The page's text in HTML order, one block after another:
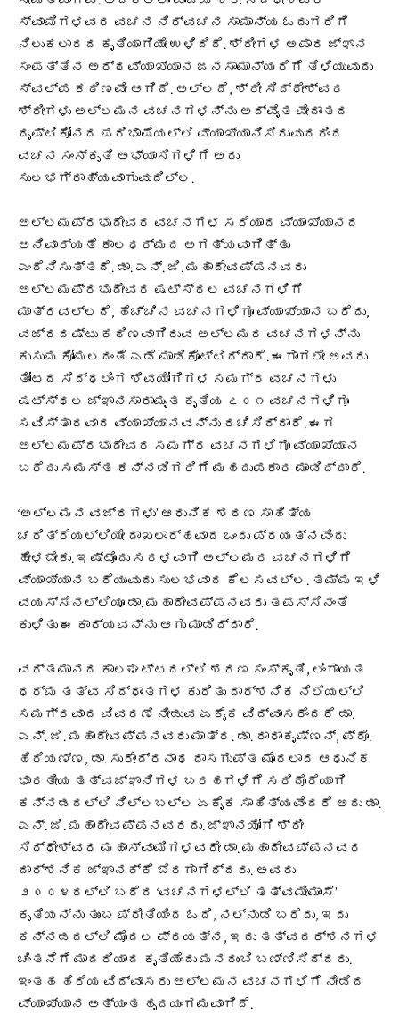
ಸ್ವಾಮಿಗಳವರ ವಚನ ನಿರ್ವಚನ ಸಾಮಾನ್ಯ ಓದುಗರಿಗೆ
ನಿಲುಕಲಾರದ ಕೃತಿಯಾಗಿಯೇ ಉಳಿದಿದೆ. ಶ್ರೀಗಳ ಅಪಾರ ಜ್ಞಾನ
ಸಂಪತ್ತಿನ ಅರ್ಥವ್ಯಾಖ್ಯಾನ ಜನಸಾಮಾನ್ಯರಿಗೆ ತಿಳಿಯುವುದು
ಸ್ವಲ್ಪ ಕಠಿಣವೇ ಆಗಿದೆ. ಅಲ್ಲದೆ, ಶ್ರೀ ಸಿದ್ಧೇಶ್ವರ
ಶ್ರೀಗಳು ಅಲ್ಲಮನ ವಚನಗಳನ್ನು ಅದ್ವೈತ ವೇದಾಂತದ
ದೃಷ್ಟಿಕೋನದ ಪರಿಭಾಷೆಯಲ್ಲಿ ವ್ಯಾಖ್ಯಾನಿಸಿರುವುದರಿಂದ
ವಚನ ಸಂಸ್ಕೃತಿ ಅಭ್ಯಾಸಿಗಳಿಗೆ ಅದು
ಸುಲಭಗ್ರಾಹ್ಯವಾಗುವುದಿಲ್ಲ.
ಅಲ್ಲಮಪ್ರಭುದೇವರ ವಚನಗಳ ಸರಿಯಾದ ವ್ಯಾಖ್ಯಾನದ
ಅನಿವಾರ್ಯತೆ ಕಾಲಧರ್ಮದ ಅಗತ್ಯವಾಗಿತ್ತು
ಎಂದೆನಿಸುತ್ತದೆ. ಡಾ. ಎನ್. ಜಿ. ಮಹಾದೇವಪ್ಪನವರು
ಅಲ್ಲಮಪ್ರಭುದೇವರ ಷಟ್ಸ್ಥಲ ವಚನಗಳಿಗೆ
ಮಾತ್ರವಲ್ಲದೆ, ಹೆಚ್ಚಿನ ವಚನಗಳಿಗೂ ವ್ಯಾಖ್ಯಾನ ಬರೆದು,
ವಜ್ರದಷ್ಟು ಕಠಿಣವಾಗಿರುವ ಅಲ್ಲಮರ ವಚನಗಳನ್ನು
ಕುಸುಮ ಕೋಮಲದಂತೆ ಎಡೆ ಮಾಡಿಕೊಟ್ಟಿದ್ದಾರೆ. ಈಗಾಗಲೇ ಅವರು
ತೋಂಟದ ಸಿದ್ಧಲಿಂಗ ಶಿವಯೋಗಿಗಳ ಸಮಗ್ರ ವಚನಗಳು
ಷಟ್ಸ್ಥಲ ಜ್ಞಾನಸಾರಾಮೃತ ಕೃತಿಯ ೭೦೧ ವಚನಗಳಿಗೂ
ಸವಿಸ್ತಾರವಾದ ವ್ಯಾಖ್ಯಾನವನ್ನು ರಚಿಸಿದ್ದಾರೆ. ಈಗ
ಅಲ್ಲಮಪ್ರಭುದೇವರ ಸಮಗ್ರ ವಚನಗಳಿಗೂ ವ್ಯಾಖ್ಯಾನ
ಬರೆದು ಸಮಸ್ತ ಕನ್ನಡಿಗರಿಗೆ ಮಹದುಪಕಾರ ಮಾಡಿದ್ದಾರೆ.
‘ಅಲ್ಲಮನ ವಜ್ರಗಳು’ ಆಧುನಿಕ ಶರಣ ಸಾಹಿತ್ಯ
ಚರಿತ್ರೆಯಲ್ಲಿಯೇ ದಾಖಲಾರ್ಹವಾದ ಒಂದು ಪ್ರಯತ್ನವೆಂದು
ಹೇಳಬೇಕು. ಇಷ್ಟೊಂದು ಸರಳವಾಗಿ ಅಲ್ಲಮರ ವಚನಗಳಿಗೆ
ವ್ಯಾಖ್ಯಾನ ಬರೆಯುವುದು ಸುಲಭವಾದ ಕೆಲಸವಲ್ಲ. ತಮ್ಮ ಇಳಿ
ವಯಸ್ಸಿನಲ್ಲಿಯೂ ಡಾ. ಮಹಾದೇವಪ್ಪನವರು ತಪಸ್ಸಿನಂತೆ
ಕುಳಿತು ಈ ಕಾರ್ಯವನ್ನು ಆಗು ಮಾಡಿದ್ದಾರೆ.
ವರ್ತಮಾನದ ಕಾಲಘಟ್ಟದಲ್ಲಿ ಶರಣ ಸಂಸ್ಕೃತಿ, ಲಿಂಗಾಯತ
ಧರ್ಮ ತತ್ವ ಸಿದ್ಧಾಂತಗಳ ಕುರಿತು ದಾರ್ಶನಿಕ ನೆಲೆಯಲ್ಲಿ
ಸಮಗ್ರವಾದ ವಿವರಣೆ ನೀಡುವ ಏಕೈಕ ವಿದ್ವಾಂಸರೆಂದರೆ ಡಾ.
ಎನ್. ಜಿ. ಮಹಾದೇವಪ್ಪನವರು ಮಾತ್ರ. ಡಾ. ರಾಧಾಕೃಷ್ಣನ್, ಪ್ರೊ.
ಹಿರಿಯಣ್ಣ, ಡಾ. ಸುರೇಂದ್ರನಾಥ ದಾಸಗುಪ್ತ ಮೊದಲಾದ ಆಧುನಿಕ
ಭಾರತೀಯ ತತ್ವಜ್ಞಾನಿಗಳ ಬರಹಗಳಿಗೆ ಸರಿದೊರೆಯಾಗಿ
ಕನ್ನಡದಲ್ಲಿ ನಿಲ್ಲಬಲ್ಲ ಏಕೈಕ ಸಾಹಿತ್ಯವೆಂದರೆ ಅದು ಡಾ.
ಎನ್. ಜಿ. ಮಹಾದೇವಪ್ಪನವರದು. ಜ್ಞಾನಯೋಗಿ ಶ್ರೀ
ಸಿದ್ಧೇಶ್ವರ ಮಹಾಸ್ವಾಮಿಗಳವರೇ ಡಾ. ಮಹಾದೇವಪ್ಪನವರ
ದಾರ್ಶನಿಕ ಜ್ಞಾನಕ್ಕೆ ಬೆರಗಾಗಿದ್ದರು. ಅವರು
೨೦೦೪ರಲ್ಲಿ ಬರೆದ ‘ವಚನಗಳಲ್ಲಿ ತತ್ವಮೀಮಾಂಸೆ’
ಕೃತಿಯನ್ನು ತುಂಬ ಪ್ರೀತಿಯಿಂದ ಓದಿ, ನಲ್ನುಡಿ ಬರೆದು, ಇದು
ಕನ್ನಡದಲ್ಲಿ ಮೊದಲ ಪ್ರಯತ್ನ, ಇದು ತತ್ವದರ್ಶನಗಳ
ಚಿಂತನೆಗೆ ಮಾದರಿಯಾದ ಕೃತಿಯೆಂದು ಮನದುಂಬಿ ಬಣ್ಣಿಸಿದ್ದರು.
ಇಂತಹ ಹಿರಿಯ ವಿದ್ವಾಂಸರು ಅಲ್ಲಮನ ವಚನಗಳಿಗೆ ನೀಡಿದ
ವ್ಯಾಖ್ಯಾನ ಅತ್ಯಂತ ಹೃದಯಂಗಮವಾಗಿದೆ.